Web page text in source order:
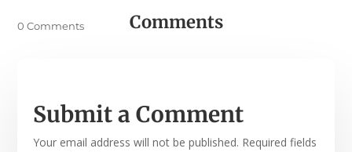
Comments
0 Comments
Submit a Comment
Your email address will not be published. Required fields